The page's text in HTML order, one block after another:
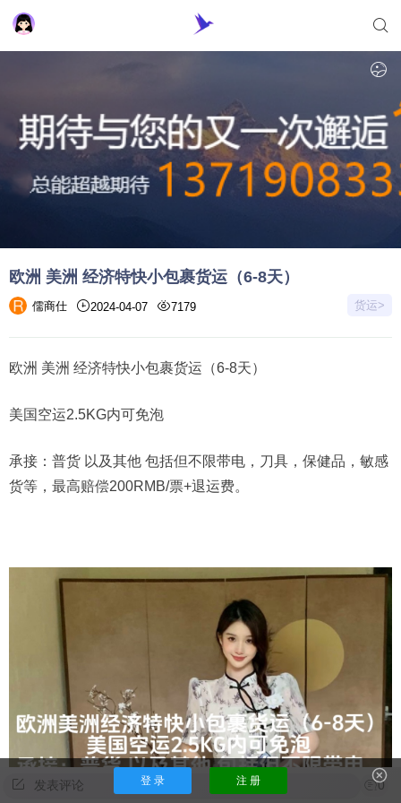
欧洲 美洲 经济特快小包裹货运（6-8天）
儒商仕 2024-04-07 7179 货运>
欧洲 美洲 经济特快小包裹货运（6-8天）
美国空运2.5KG内可免泡
承接：普货 以及其他 包括但不限带电，刀具，保健品，敏感
货等，最高赔偿200RMB/票+退运费。
发表评论 0
登 录 注 册